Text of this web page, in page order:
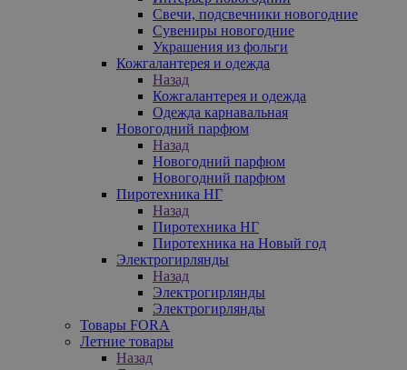
Свечи, подсвечники новогодние
Сувениры новогодние
Украшения из фольги
Кожгалантерея и одежда
Назад
Кожгалантерея и одежда
Одежда карнавальная
Новогодний парфюм
Назад
Новогодний парфюм
Новогодний парфюм
Пиротехника НГ
Назад
Пиротехника НГ
Пиротехника на Новый год
Электрогирлянды
Назад
Электрогирлянды
Электрогирлянды
Товары FORA
Летние товары
Назад